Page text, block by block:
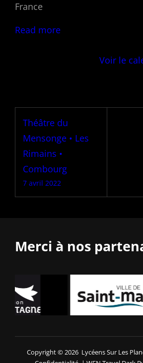
France
Read more
Voir le
Navigation
de
l’article
Théâtre du
Mensonge • Les
Rimains •
Combourg
7 avril 2022
Merci à nos
Copyright © 2026 Lycéens Sur Les